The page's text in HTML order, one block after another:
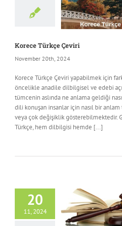
Korece Türkçe Çeviri
November 20th, 2024
Korece Türkçe Çeviri yapabilmek için
öncelikle anadile dilbilgisel ve edebi
tümcenin aslında ne anlama geldiği
dili konuşan insanlar için nasıl bir anlam
veya çok değişiklik gösterebilmektedir.
Türkçe, hem dilbilgisi hemde [...]
20
11, 2024